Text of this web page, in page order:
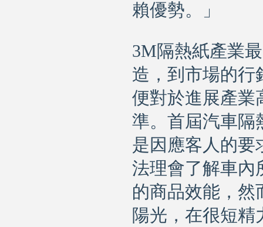
賴優勢。」
3M隔熱紙產業
造，到市場的行
便對於進展產業
準。首屆汽車隔
是因應客人的要
法理會了解車內
的商品效能，然
陽光，在很短精